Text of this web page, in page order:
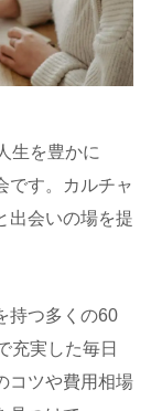
生を豊かに
です。カルチャ
出会いの場を提
持つ多くの60
充実した毎日
コツや費用相場